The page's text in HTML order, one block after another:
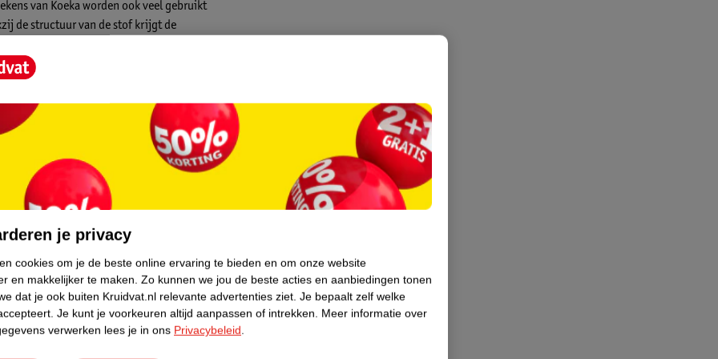
van Koeka worden ook veel gebruikt
de structuur van de stof krijgt de
je privacy
cookies om je de beste online ervaring te bieden en om onze website
en makkelijker te maken. Zo kunnen we jou de beste acties en aanbiedingen tonen
dat je ook buiten Kruidvat.nl relevante advertenties ziet. Je bepaalt zelf welke
Je kunt je voorkeuren altijd aanpassen of intrekken. Meer informatie over
verwerken lees je in ons Privacybeleid.